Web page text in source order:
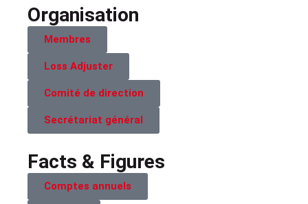
Organisation
Membres
Loss Adjuster
Comité de direction
Secrétariat général
Facts & Figures
Comptes annuels